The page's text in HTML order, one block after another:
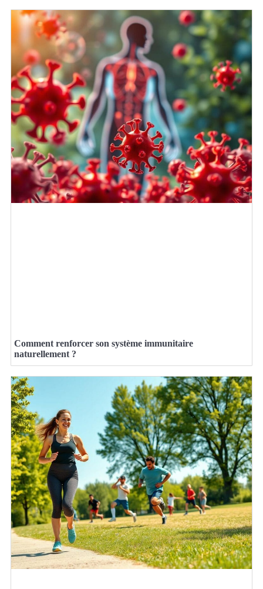
Comment renforcer son système immunitaire
naturellement ?